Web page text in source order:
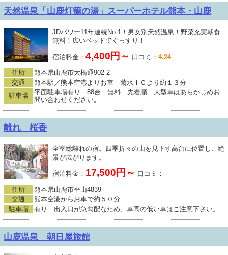
天然温泉「山鹿灯籠の湯」スーパーホテル熊本・山鹿
JDパワー11年連続No.1！男女別天然温泉！野菜充実朝食
無料！広いベッドでぐっすり！
宿泊料金： 4,400円～ 口コミ： 4.24
住所
熊本県山鹿市大橋通902-2
交通
熊本駅／熊本空港よりお車 菊水ＩＣより約１３分
駐車場
平面駐車場有り 88台 無料 先着順 大型車はあらかじめお
問い合わせください。
離れ 桜香
全室総離れの宿。四季折々の山を見下す高台に位置し、絶
景が広がります。
宿泊料金： 17,500円～ 口コミ：
住所
熊本県山鹿市平山4839
交通
熊本空港からお車で約５０分
駐車場
有り 出入口が急勾配なため、車高の低い車はご注意下さい。
山鹿温泉 朝日屋旅館